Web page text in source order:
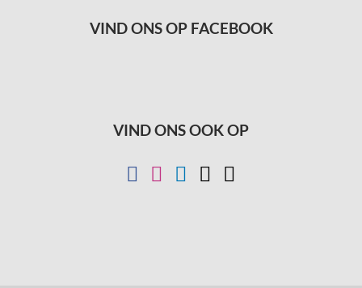
VIND ONS OP FACEBOOK
VIND ONS OOK OP